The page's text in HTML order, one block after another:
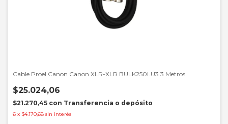
Cable Proel Canon Canon XLR-XLR BULK250LU3 3 Metros
$25.024,06
$21.270,45 con Transferencia o depósito
6 x $4.170,68 sin interés